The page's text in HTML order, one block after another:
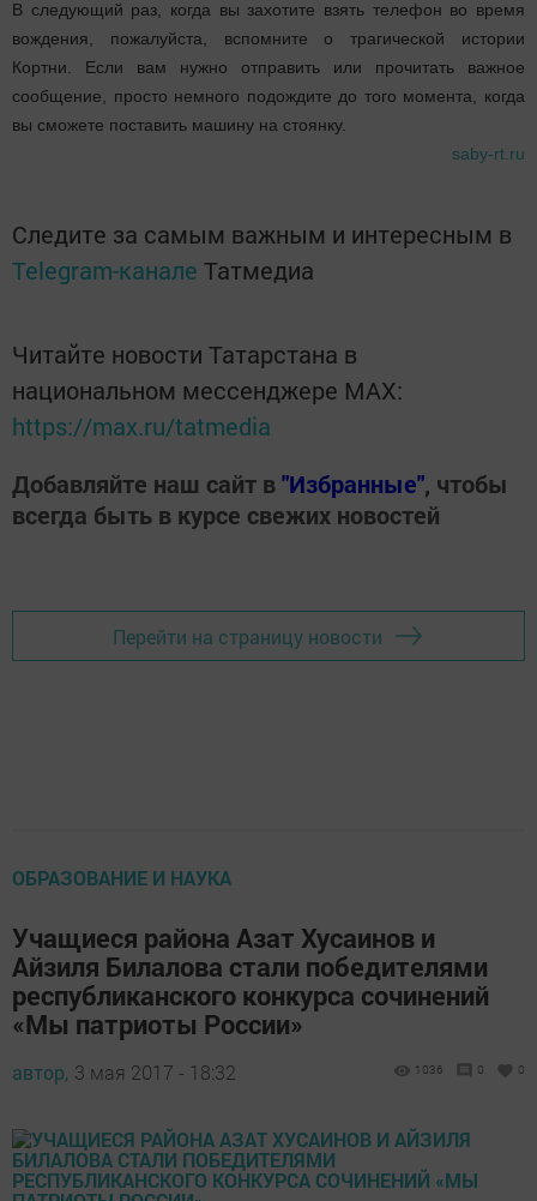
В следующий раз, когда вы захотите взять телефон во время
вождения, пожалуйста, вспомните о трагической истории
Кортни. Если вам нужно отправить или прочитать важное
сообщение, просто немного подождите до того момента, когда
вы сможете поставить машину на стоянку.
saby-rt.ru
Следите за самым важным и интересным в
Telegram-канале Татмедиа
Читайте новости Татарстана в
национальном мессенджере MАХ:
https://max.ru/tatmedia
Добавляйте наш сайт в"Избранные", чтобы
всегда быть в курсе свежих новостей
Перейти на страницу новости
ОБРАЗОВАНИЕ И НАУКА
Учащиеся района Азат Хусаинов и
Айзиля Билалова стали победителями
республиканского конкурса сочинений
«Мы патриоты России»
автор, 3 мая 2017 - 18:32 1036 0 0